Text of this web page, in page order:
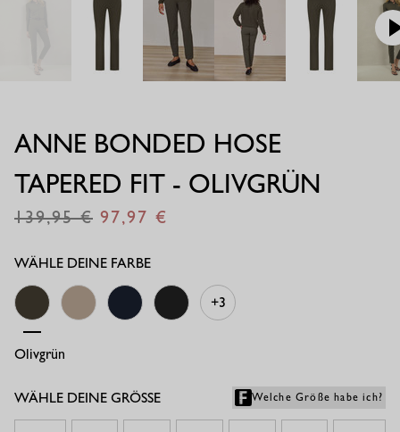
ANNE BONDED HOSE
TAPERED FIT - OLIVGRÜN
139,95 97,97
WÄHLE DEINE FARBE
OlivgrünLatte
+3
WÄHLE DEINE GRÖSSE Welche Größe habe ich?